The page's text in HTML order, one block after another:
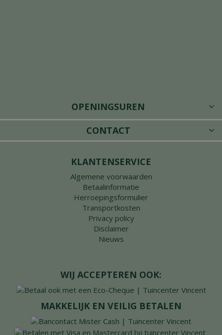
OPENINGSUREN
CONTACT
KLANTENSERVICE
Algemene voorwaarden
Betaalinformatie
Herroepingsformulier
Transportkosten
Privacy policy
Disclaimer
Nieuws
WIJ ACCEPTEREN OOK:
MAKKELIJK EN VEILIG BETALEN